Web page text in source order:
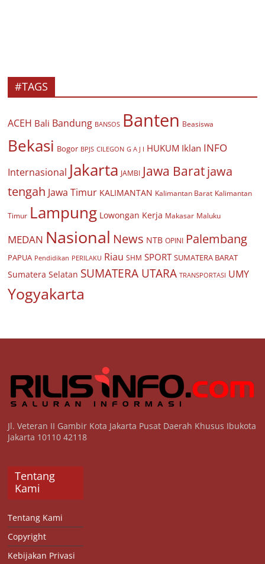
#TAGS
ACEH Bali Bandung BANSOS Banten Beasiswa
Bekasi Bogor BPJS CILEGON G A J I HUKUM Iklan INFO
Internasional Jakarta JAMBI Jawa Baratjawa
tengah Jawa Timur KALIMANTAN Kalimantan Barat Kalimantan
Timur Lampung Lowongan Kerja Makasar Maluku
MEDAN Nasional News NTB OPINI Palembang
PAPUA Pendidikan PERILAKU Riau SHM SPORT SUMATERA BARAT
Sumatera Selatan SUMATERA UTARA TRANSPORTASI UMY
Yogyakarta
Jl. Veteran II Gambir Kota Jakarta Pusat Daerah Khusus Ibukota
Jakarta 10110 42118
Tentang
Kami
Tentang Kami
Copyright
Kebijakan Privasi